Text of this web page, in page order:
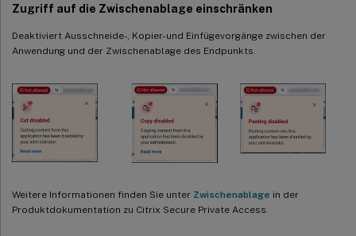
Zugriff auf die Zwischenablage einschränken
Deaktiviert Ausschneide-, Kopier- und Einfügevorgänge zwischen der
Anwendung und der Zwischenablage des Endpunkts.
Weitere Informationen finden Sie unter Zwischenablage in der
Produktdokumentation zu Citrix Secure Private Access.